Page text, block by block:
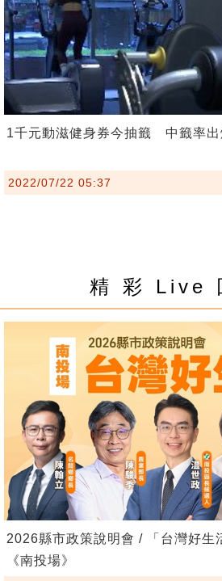
1千元動滋健身券今抽籤 中籤率出
2022/07/22 05:37
精 彩 Live
2026縣市政策說明會 / 「台灣好生
《南投場》